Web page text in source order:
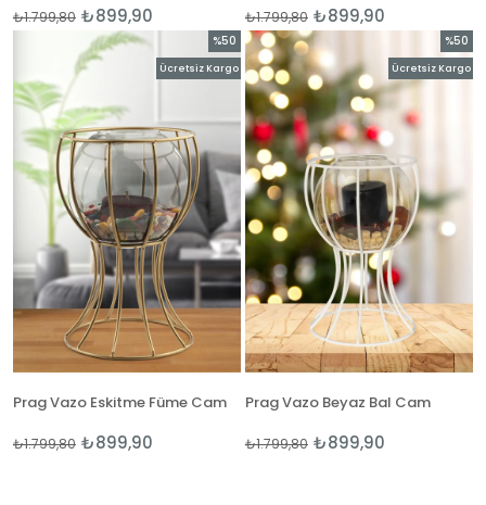
₺899,90
₺1.799,80 ₺899,90
₺1.799,80
Prag Vazo Eskitme Füme Cam
₺899,90
₺1.799,80
%50
İndirim
%50İndirim
Ücretsiz Kargo
Prag Vazo Beyaz Bal Cam
₺899,90
₺1.799,80
%50
İndirim
Ücretsiz Kargo